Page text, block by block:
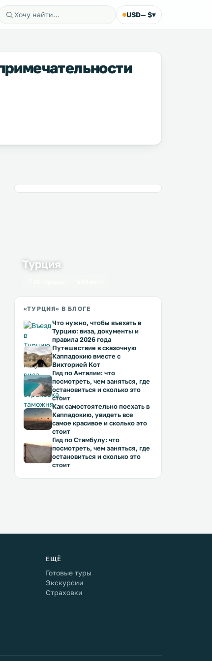
USD— $▾
Турция
«ТУРЦИЯ» В БЛОГЕ
Что нужно, чтобы въехать в
Турцию: виза, документы и
правила 2026 года
Путешествие в сказочную
Каппадокию вместе с
Викторией Кот
Гид по Анталии: что
посмотреть, чем заняться, где
остановиться и сколько это
стоит
Как самостоятельно поехать в
Каппадокию, увидеть все
самое красивое и сколько это
стоит
Гид по Стамбулу: что
посмотреть, чем заняться, где
остановиться и сколько это
стоит
ЕЩЁ
Готовые туры
Экскурсии
Страховки